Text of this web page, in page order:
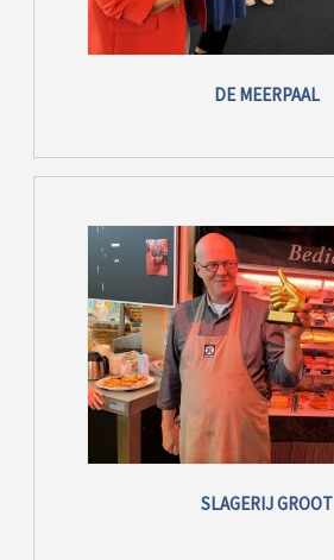
DE MEERPAAL
SLAGERIJ GROOT